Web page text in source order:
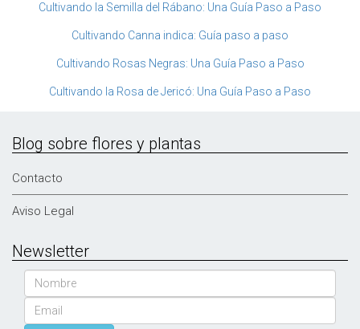
Cultivando la Semilla del Rábano: Una Guía Paso a Paso
Cultivando Canna indica: Guía paso a paso
Cultivando Rosas Negras: Una Guía Paso a Paso
Cultivando la Rosa de Jericó: Una Guía Paso a Paso
Blog sobre flores y plantas
Contacto
Aviso Legal
Newsletter
Nombre
Email